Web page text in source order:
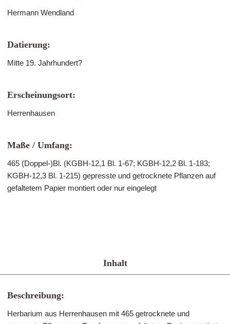
Hermann Wendland
Datierung:
Mitte 19. Jahrhundert?
Erscheinungsort:
Herrenhausen
Maße / Umfang:
465 (Doppel-)Bl. (KGBH-12,1 Bl. 1-67; KGBH-12,2 Bl. 1-183;
KGBH-12,3 Bl. 1-215) gepresste und getrocknete Pflanzen auf
gefaltetem Papier montiert oder nur eingelegt
Inhalt
Beschreibung:
Herbarium aus Herrenhausen mit 465 getrocknete und